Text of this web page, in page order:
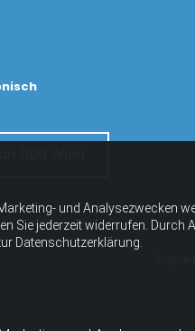
und Analysezwecken
Sie jederzeit widerrufen.
Datenschutzerklärung.